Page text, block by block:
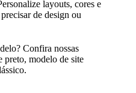
layouts, cores e
de design ou
Confira nossas
preto,modelo de site
.